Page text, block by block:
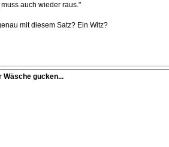
auch wieder raus."
mit diesem Satz? Ein Witz?
Wäsche gucken...